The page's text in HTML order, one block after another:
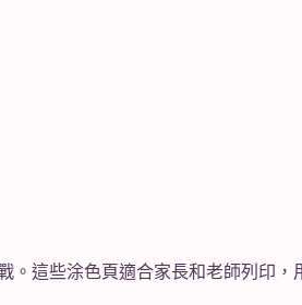
這些涂色頁適合家長和老師列印